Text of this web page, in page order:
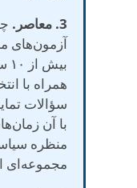
3. معاصر.
آزمون‌های
همراه با
سؤالات
با آن
منظره
مجموعه‌ای